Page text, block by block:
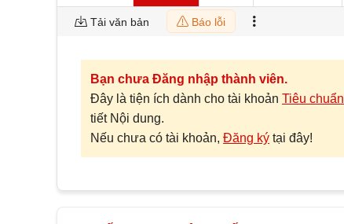
Tải văn bản Báo lỗi
Bạn chưa Đăng nhập thành viên.
Đây là tiện ích dành cho tài khoản Tiêu chuẩn
tiết Nội dung.
Nếu chưa có tài khoản, Đăng ký tại đây!